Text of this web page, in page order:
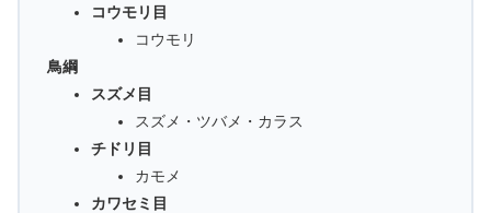
コウモリ目
コウモリ
鳥綱
スズメ目
スズメ・ツバメ・カラス
チドリ目
カモメ
カワセミ目